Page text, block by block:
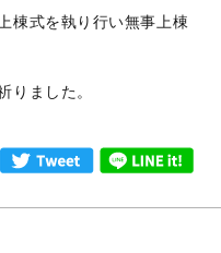
棟式を執り行い無事上棟
りました。